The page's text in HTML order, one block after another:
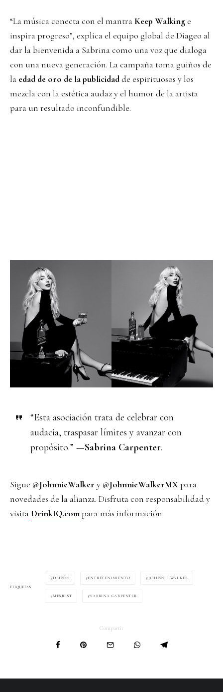
“La música conecta con el mantra Keep Walkinge
inspira progreso”, explica el equipo global de Diageo al
dar la bienvenida a Sabrina como una voz que dialoga
con una nueva generación. La campaña toma guiños de
la edad de oro de la publicidadde espirituosos y los
mezcla con la estética audaz y el humor de la artista
para un resultado inconfundible.
“Esta asociación trata de celebrar con
audacia, traspasar límites y avanzar con
propósito.” —Sabrina Carpenter.
Sigue @JohnnieWalker y @JohnnieWalkerMXpara
novedades de la alianza. Disfruta con responsabilidad y
visita DrinkIQ.compara más información.
ETIQUETAS
DRINKS ENTRETENIMIENTO JOHNNIE WALKER
MEXBEST SABRINA CARPENTER
Compartir